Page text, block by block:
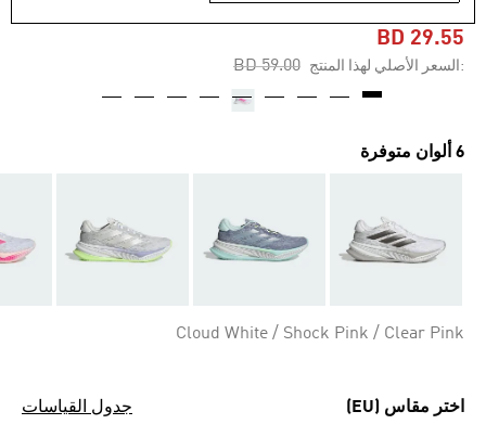
BD 29.55
:السعر الأصلي لهذا المنتج Price reduced from
BD 59.00
to
6 ألوان متوفرة
Cloud White / Shock Pink / Clear Pink
اختر مقاس (EU) جدول القياسات